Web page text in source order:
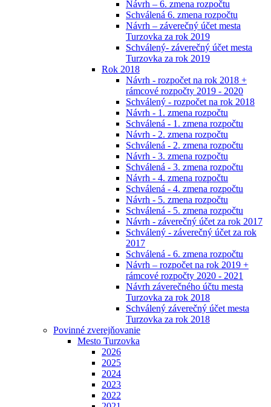
Návrh – 6. zmena rozpočtu
Schválená 6. zmena rozpočtu
Návrh – záverečný účet mesta
Turzovka za rok 2019
Schválený- záverečný účet mesta
Turzovka za rok 2019
Rok 2018
Návrh - rozpočet na rok 2018 +
rámcové rozpočty 2019 - 2020
Schválený - rozpočet na rok 2018
Návrh - 1. zmena rozpočtu
Schválená - 1. zmena rozpočtu
Návrh - 2. zmena rozpočtu
Schválená - 2. zmena rozpočtu
Návrh - 3. zmena rozpočtu
Schválená - 3. zmena rozpočtu
Návrh - 4. zmena rozpočtu
Schválená - 4. zmena rozpočtu
Návrh - 5. zmena rozpočtu
Schválená - 5. zmena rozpočtu
Návrh - záverečný účet za rok 2017
Schválený - záverečný účet za rok
2017
Schválená - 6. zmena rozpočtu
Návrh – rozpočet na rok 2019 +
rámcové rozpočty 2020 - 2021
Návrh záverečného účtu mesta
Turzovka za rok 2018
Schválený záverečný účet mesta
Turzovka za rok 2018
Povinné zverejňovanie
Mesto Turzovka
2026
2025
2024
2023
2022